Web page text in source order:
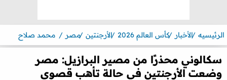
الرئيسيه الأخبار كأس العالم 2026 الأرجنتين مصر محمد صلاح
سكالوني محذرًا من مصير البرازيل: مصر
وضعت الأرجنتين في حالة تأهب قصوى